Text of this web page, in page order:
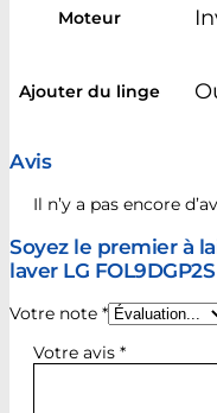
Moteur
Ajouter du linge
Avis
Il n’y a pas encore
Soyez le premier à
laver LG
Votre note *
Votre avis *